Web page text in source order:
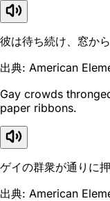
彼は待ち続け、窓か
出典: American
Gay crowds
paper ribbons.
ゲイの群衆が通りに
出典: American